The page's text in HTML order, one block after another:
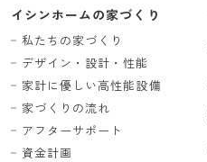
イシンホームの家づくり
私たちの家づくり
デザイン・設計・性能
家計に優しい高性能設備
家づくりの流れ
アフターサポート
資金計画